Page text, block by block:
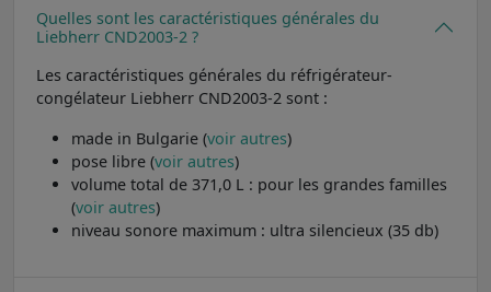
Quelles sont les caractéristiques générales du
Liebherr CND2003-2 ?
Les caractéristiques générales du réfrigérateur-
congélateur Liebherr CND2003-2 sont :
made in Bulgarie (voir autres)
pose libre (voir autres)
volume total de 371,0 L : pour les grandes familles
(voir autres)
niveau sonore maximum : ultra silencieux (35 db)